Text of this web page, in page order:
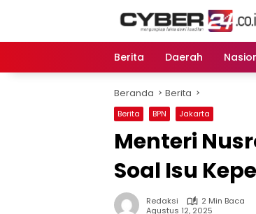
Berita Daerah
Beranda Berita
Berita BPN Jakarta
Menteri
Soal Isu
Redaksi
2 Min Baca
Agustus 12, 2025